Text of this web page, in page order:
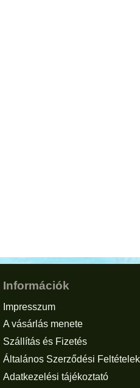
Információk
Impresszum
A vásárlás menete
Szállítás és Fizetés
Általános Szerződési Feltételek
Adatkezelési tájékoztató